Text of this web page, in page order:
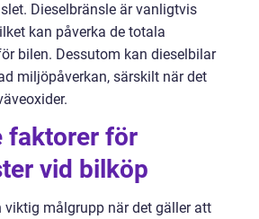
Dieselbränsle är vanligtvis
kan påverka de totala
bilen. Dessutom kan dieselbilar
miljöpåverkan, särskilt när det
faktorer för
vid bilköp
viktig målgrupp när det gäller att